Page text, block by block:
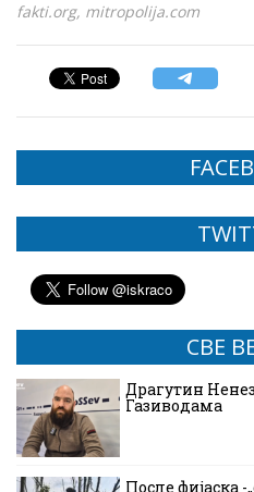
fakti.org, mitropolija.com
СВЕ
Драгутин
Газиводама
После фијаска -